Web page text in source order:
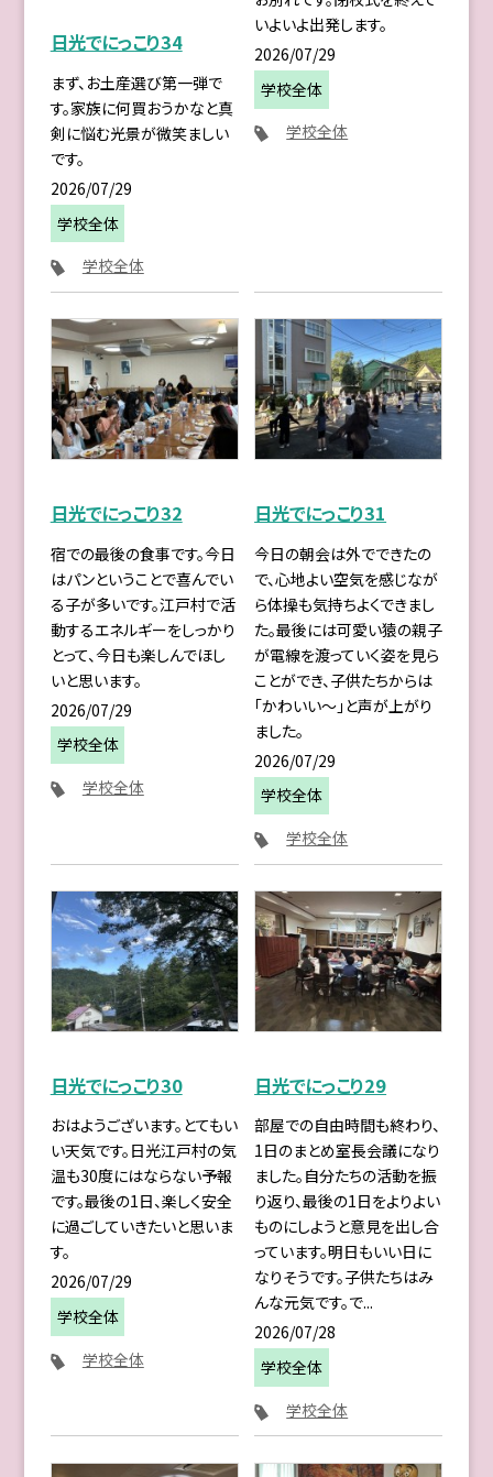
日光でにっこり34
まず、お土産選び第一弾で
す。家族に何買おうかなと真
剣に悩む光景が微笑ましい
です。
2026/07/29
学校全体
学校全体
いよいよ出発します。
2026/07/29
学校全体
学校全体
日光でにっこり32
宿での最後の食事です。今日
はパンということで喜んでい
る子が多いです。江戸村で活
動するエネルギーをしっかり
とって、今日も楽しんでほし
いと思います。
2026/07/29
学校全体
学校全体
日光でにっこり31
今日の朝会は外でできたの
で、心地よい空気を感じなが
ら体操も気持ちよくできまし
た。最後には可愛い猿の親子
が電線を渡っていく姿を見ら
ことができ、子供たちからは
「かわいい〜」と声が上がり
ました。
2026/07/29
学校全体
学校全体
日光でにっこり30
おはようございます。とてもい
い天気です。日光江戸村の気
温も30度にはならない予報
です。最後の1日、楽しく安全
に過ごしていきたいと思いま
す。
2026/07/29
学校全体
学校全体
日光でにっこり29
部屋での自由時間も終わり、
1日のまとめ室長会議になり
ました。自分たちの活動を振
り返り、最後の1日をよりよい
ものにしようと意見を出し合
っています。明日もいい日に
なりそうです。子供たちはみ
んな元気です。で...
2026/07/28
学校全体
学校全体